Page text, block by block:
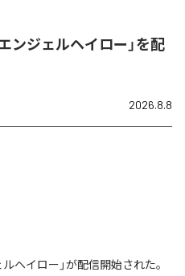
ンジェルヘイロー」を配
2026.8.8
ヘイロー」が配信開始された。